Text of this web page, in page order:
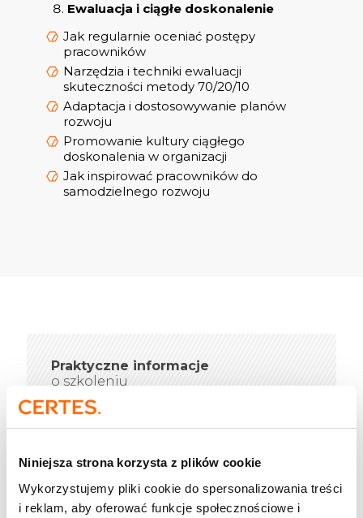
Niniejsza strona korzysta z plików cookie
Wykorzystujemy pliki cookie do spersonalizowania treści
i reklam, aby oferować funkcje społecznościowe i
Ewaluacja i ciągłe doskonalenie
Jak regularnie oceniać postępy
pracowników
Narzędzia i techniki ewaluacji
skuteczności metody 70/20/10
Adaptacja i dostosowywanie planów
rozwoju
Promowanie kultury ciągłego
doskonalenia w organizacji
Jak inspirować pracowników do
samodzielnego rozwoju
Praktyczne informacje
o szkoleniu
2 dni szkoleniowe (2 x 7 h)
Dostosowujemy technologię
transmisji video (Zoom,
Microsoft Teams, Cisco Webex,
Google Meet)